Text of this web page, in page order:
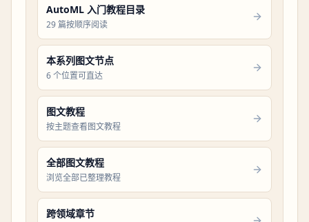
AutoML 入门教程目录
29 篇按顺序阅读
本系列图文节点
6 个位置可直达
图文教程
按主题查看图文教程
全部图文教程
浏览全部已整理教程
跨领域章节